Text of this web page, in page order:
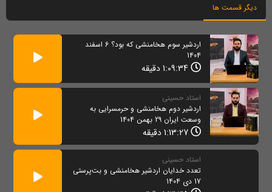
دیگر قسمت ها
اردشیر سوم هخامنشی که بود؟ 6 اسفند
1404
استاد حسینی
اردشیر دوم هخامنشی و حرمسرایی به
وسعت ایران 29 بهمن 1404
استاد حسینی
تعدد خدایان اردشیر هخامنشی و بت‌پرستی
17 دی 1404